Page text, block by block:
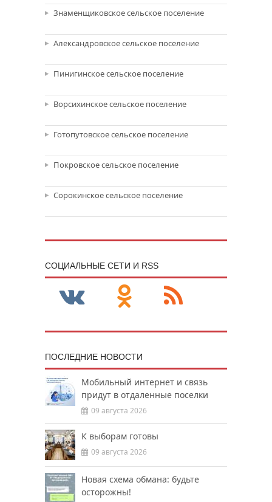
Знаменщиковское сельское поселение
Александровское сельское поселение
Пинигинское сельское поселение
Ворсихинское сельское поселение
Готопутовское сельское поселение
Покровское сельское поселение
Сорокинское сельское поселение
CОЦИАЛЬНЫЕ СЕТИ И RSS
ПОСЛЕДНИЕ НОВОСТИ
Мобильный интернет и связь
придут в отдаленные поселки
09 августа 2026
К выборам готовы
09 августа 2026
Новая схема обмана: будьте
осторожны!